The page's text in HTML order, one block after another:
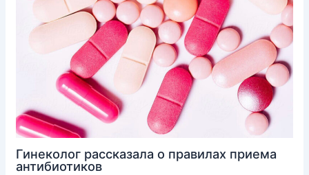
Гинеколог рассказала о правилах приема
антибиотиков